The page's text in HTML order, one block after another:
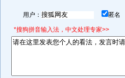
用户： 匿名
*搜狗拼音输入法，中文处理专家>>